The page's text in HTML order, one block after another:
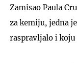
Zamisao Paula
za kemiju, jedna
raspravljalo i koju